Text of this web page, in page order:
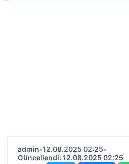
admin•12.08.2025 02:25•
Güncellendi: 12.08.2025 02:25